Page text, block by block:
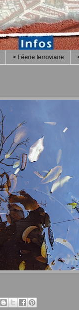
> Féerie ferroviaire